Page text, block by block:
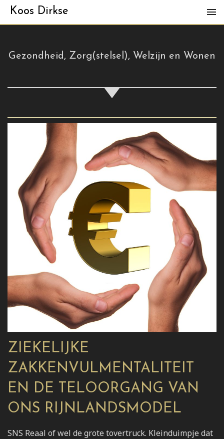
Koos Dirkse
Gezondheid, Zorg(stelsel), Welzijn en Wonen
ZIEKELIJKE
ZAKKENVULMENTALITEIT
EN DE TELOORGANG VAN
ONS RIJNLANDSMODEL
SNS Reaal of wel de grote tovertruck. Kleinduimpje dat